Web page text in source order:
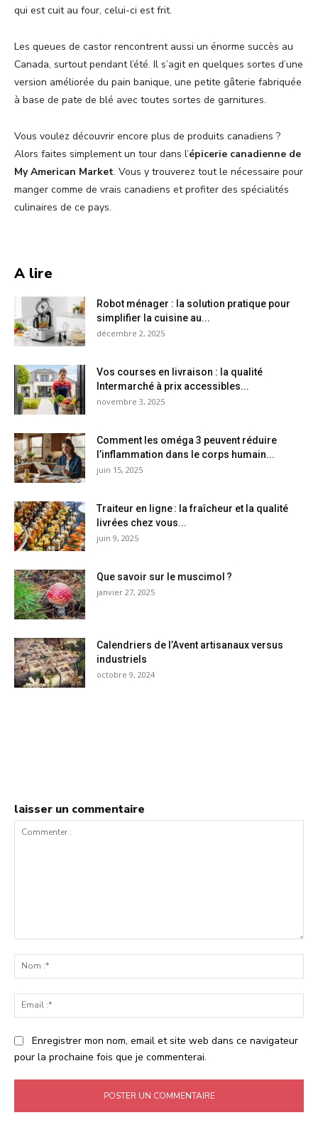
qui est cuit au four, celui-ci est frit.
Les queues de castor rencontrent aussi un énorme succès au
Canada, surtout pendant l’été. Il s’agit en quelques sortes d’une
version améliorée du pain banique, une petite gâterie fabriquée
à base de pate de blé avec toutes sortes de garnitures.
Vous voulez découvrir encore plus de produits canadiens ?
Alors faites simplement un tour dans l’épicerie canadienne de
My American Market. Vous y trouverez tout le nécessaire pour
manger comme de vrais canadiens et profiter des spécialités
culinaires de ce pays.
A lire
Robot ménager : la solution pratique pour
simplifier la cuisine au...
décembre 2, 2025
Vos courses en livraison : la qualité
Intermarché à prix accessibles...
novembre 3, 2025
Comment les oméga 3 peuvent réduire
l’inflammation dans le corps humain...
juin 15, 2025
Traiteur en ligne : la fraîcheur et la qualité
livrées chez vous...
juin 9, 2025
Que savoir sur le muscimol ?
janvier 27, 2025
Calendriers de l’Avent artisanaux versus
industriels
octobre 9, 2024
laisser un commentaire
:*
:*
Enregistrer mon nom, email et site web dans ce navigateur
pour la prochaine fois que je commenterai.